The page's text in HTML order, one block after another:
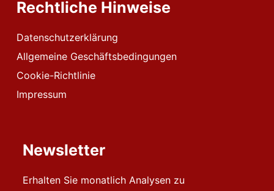
Rechtliche Hinweise
Datenschutzerklärung
Allgemeine Geschäftsbedingungen
Cookie-Richtlinie
Impressum
Newsletter
Erhalten Sie monatlich Analysen zu